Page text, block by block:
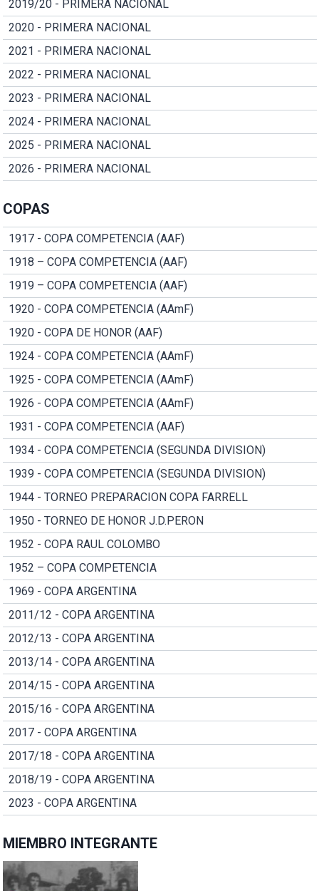
2019/20 - PRIMERA NACIONAL
2020 - PRIMERA NACIONAL
2021 - PRIMERA NACIONAL
2022 - PRIMERA NACIONAL
2023 - PRIMERA NACIONAL
2024 - PRIMERA NACIONAL
2025 - PRIMERA NACIONAL
2026 - PRIMERA NACIONAL
COPAS
1917 - COPA COMPETENCIA (AAF)
1918 – COPA COMPETENCIA (AAF)
1919 – COPA COMPETENCIA (AAF)
1920 - COPA COMPETENCIA (AAmF)
1920 - COPA DE HONOR (AAF)
1924 - COPA COMPETENCIA (AAmF)
1925 - COPA COMPETENCIA (AAmF)
1926 - COPA COMPETENCIA (AAmF)
1931 - COPA COMPETENCIA (AAF)
1934 - COPA COMPETENCIA (SEGUNDA DIVISION)
1939 - COPA COMPETENCIA (SEGUNDA DIVISION)
1944 - TORNEO PREPARACION COPA FARRELL
1950 - TORNEO DE HONOR J.D.PERON
1952 - COPA RAUL COLOMBO
1952 – COPA COMPETENCIA
1969 - COPA ARGENTINA
2011/12 - COPA ARGENTINA
2012/13 - COPA ARGENTINA
2013/14 - COPA ARGENTINA
2014/15 - COPA ARGENTINA
2015/16 - COPA ARGENTINA
2017 - COPA ARGENTINA
2017/18 - COPA ARGENTINA
2018/19 - COPA ARGENTINA
2023 - COPA ARGENTINA
MIEMBRO INTEGRANTE